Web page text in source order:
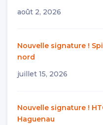
août 2, 2026
Nouvelle signature !
nord
juillet 15, 2026
Nouvelle signature !
Haguenau